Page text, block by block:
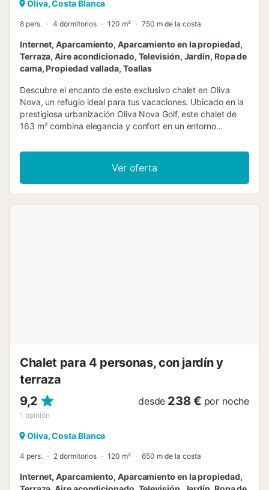
Oliva, Costa Blanca
8 pers. 4 dormitorios 120 m² 750 m de la costa
Internet, Aparcamiento, Aparcamiento en la propiedad,
Terraza, Aire acondicionado, Televisión, Jardín, Ropa de
cama, Propiedad vallada, Toallas
Descubre el encanto de este exclusivo chalet en Oliva
Nova, un refugio ideal para tus vacaciones. Ubicado en la
prestigiosa urbanización Oliva Nova Golf, este chalet de
163 m² combina elegancia y confort en un entorno
propiedad ofrece amplios espacios interiores y exteriores
diseñados para crear momentos inolvidables junto al mar y
la naturaleza. El chalet cuenta con cuatro dormitorios
distribuidos para garantizar privacidad y comodidad. En la
verdadero paraíso para el relax y el entretenimiento. La
piscina privada, rodeada de un jardín cuidado y una
Ver oferta
Chalet para 4 personas, con jardín y
terraza
9,2
1 opinión
desde 238 € por noche
Oliva, Costa Blanca
4 pers. 2 dormitorios 120 m² 650 m de la costa
Internet, Aparcamiento, Aparcamiento en la propiedad,